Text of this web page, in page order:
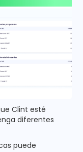
Clint esté
diferentes
puede